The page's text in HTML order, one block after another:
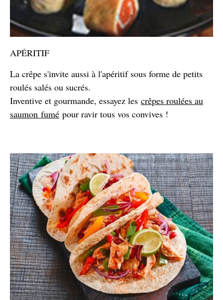
APÉRITIF
La crêpe s'invite aussi à l'apéritif sous forme de petits
roulés salés ou sucrés.
Inventive et gourmande, essayez les crêpes roulées au
saumon fumé pour ravir tous vos convives !